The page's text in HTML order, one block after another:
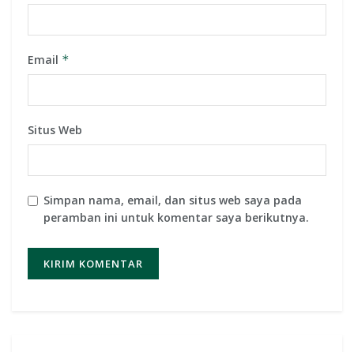
Email *
Situs Web
Simpan nama, email, dan situs web saya pada
peramban ini untuk komentar saya berikutnya.